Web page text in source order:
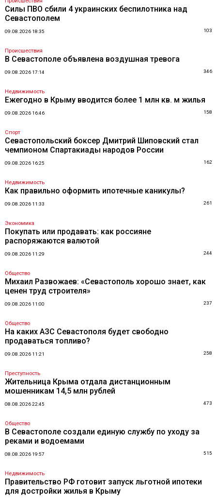
Силы ПВО сбили 4 украинских беспилотника над
Севастополем
09.08.2026 18:35 103
Происшествия
В Севастополе объявлена воздушная тревога
09.08.2026 17:14 346
Недвижимость
Ежегодно в Крыму вводится более 1 млн кв. м жилья
09.08.2026 16:46 158
Спорт
Севастопольский боксер Дмитрий Шиповский стал
чемпионом Спартакиады народов России
09.08.2026 16:25 162
Недвижимость
Как правильно оформить ипотечные каникулы?
09.08.2026 11:33 261
Экономика
Покупать или продавать: как россияне
распоряжаются валютой
09.08.2026 11:29 244
Общество
Михаил Развожаев: «Севастополь хорошо знает, как
ценен труд строителя»
09.08.2026 11:00 237
Общество
На каких АЗС Севастополя будет свободно
продаваться топливо?
09.08.2026 11:21 258
Преступность
Жительница Крыма отдала дистанционным
мошенникам 14,5 млн рублей
08.08.2026 22:45 473
Общество
В Севастополе создали единую службу по уходу за
реками и водоемами
08.08.2026 19:57 515
Недвижимость
Правительство РФ готовит запуск льготной ипотеки
для достройки жилья в Крыму